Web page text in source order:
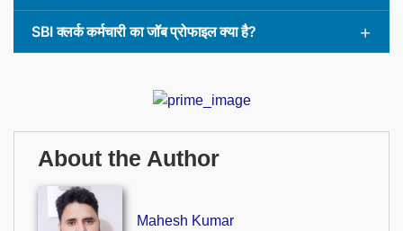
SBI क्लर्क कर्मचारी का जॉब प्रोफाइल क्या है?
About the Author
Mahesh Kumar